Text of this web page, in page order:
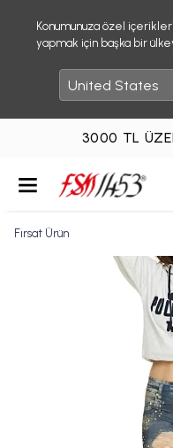
Konumunuza özel
yapmak için başka bir
3000 TL
Fırsat Ürün